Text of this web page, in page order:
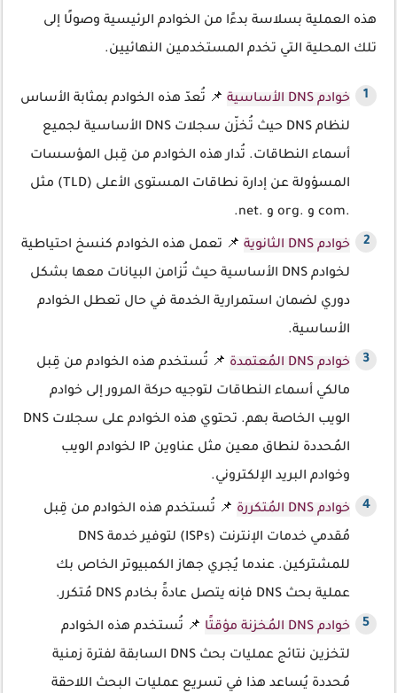
هذه العملية بسلاسة بدءًا من الخوادم الرئيسية وصولًا إلى
تلك المحلية التي تخدم المستخدمين النهائيين.
خوادم DNS الأساسية
📌 تُعدّ هذه الخوادم بمثابة الأساس
لنظام DNS حيث تُخزّن سجلات DNS الأساسية لجميع
أسماء النطاقات. تُدار هذه الخوادم من قِبل المؤسسات
المسؤولة عن إدارة نطاقات المستوى الأعلى (TLD) مثل
.com و .org و .net.
خوادم DNS الثانوية
📌 تعمل هذه الخوادم كنسخ احتياطية
لخوادم DNS الأساسية حيث تُزامن البيانات معها بشكل
دوري لضمان استمرارية الخدمة في حال تعطل الخوادم
الأساسية.
خوادم DNS المُعتمدة
📌 تُستخدم هذه الخوادم من قِبل
مالكي أسماء النطاقات لتوجيه حركة المرور إلى خوادم
الويب الخاصة بهم. تحتوي هذه الخوادم على سجلات DNS
المُحددة لنطاق معين مثل عناوين IP لخوادم الويب
وخوادم البريد الإلكتروني.
خوادم DNS المُتكررة
📌 تُستخدم هذه الخوادم من قِبل
مُقدمي خدمات الإنترنت (ISPs) لتوفير خدمة DNS
للمشتركين. عندما يُجري جهاز الكمبيوتر الخاص بك
عملية بحث DNS فإنه يتصل عادةً بخادم DNS مُتكرر.
خوادم DNS المُخزنة مؤقتًا
📌 تُستخدم هذه الخوادم
لتخزين نتائج عمليات بحث DNS السابقة لفترة زمنية
مُحددة يُساعد هذا في تسريع عمليات البحث اللاحقة